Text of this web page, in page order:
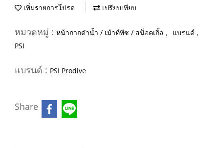
เพิ่มรายการโปรด เปรียบเทียบ
หมวดหมู่ : หน้ากากดำน้ำ / เม้าท์พีซ / สน็อคเกิ้ล , แบรนด์ ,
PSI
แบรนด์ : PSI Prodive
Share